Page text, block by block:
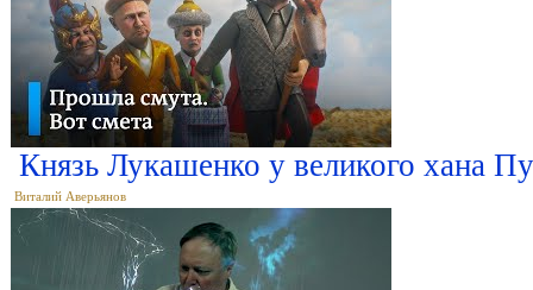
Князь Лукашенко у великого хана
Виталий Аверьянов